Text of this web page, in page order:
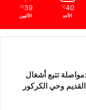
40
℃
الأحد
39
℃
الأثنين
تتبع أشغال
وحي الكركور